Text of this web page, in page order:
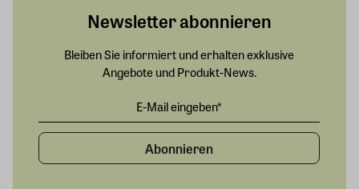
Newsletter abonnieren
Bleiben Sie informiert und erhalten exklusive
Angebote und Produkt-News.
Abonnieren